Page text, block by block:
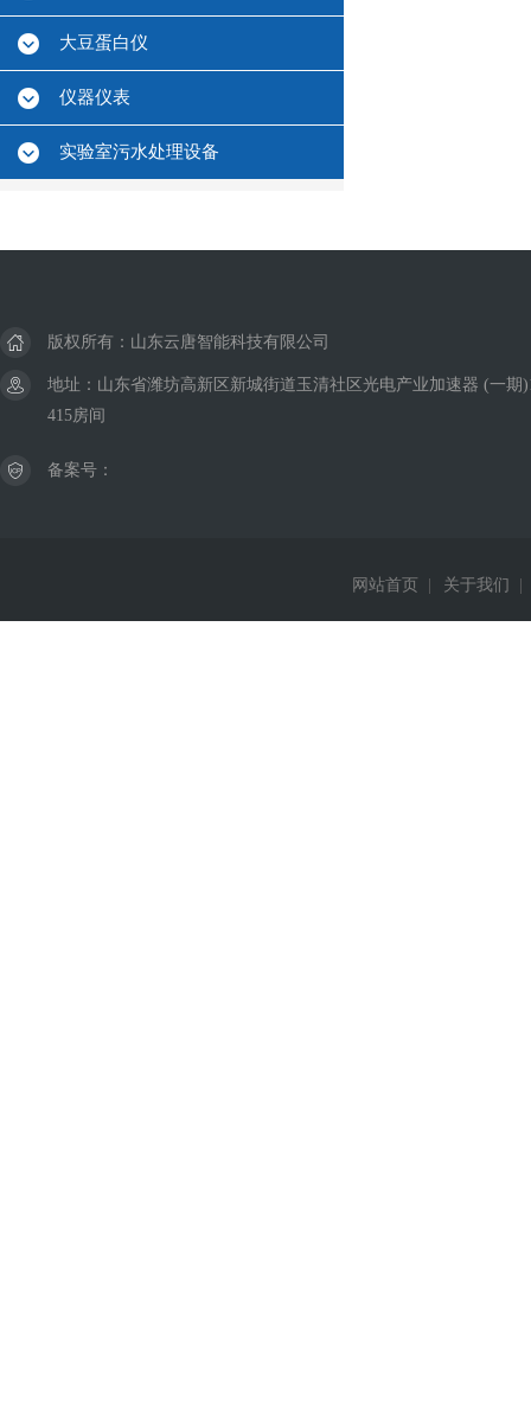
大豆蛋白仪
仪器仪表
实验室污水处理设备
版权所有：山东云唐智能科技有限公司
地址：山东省潍坊高新区新城街道玉清社区光电产业加速器 (一期
415房间
备案号：
网站首页 关于我们